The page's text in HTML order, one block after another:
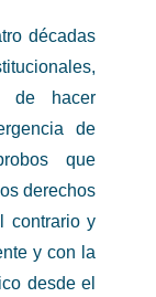
décadas
de hacer
de
que
derechos
contrario y
y con la
desde el